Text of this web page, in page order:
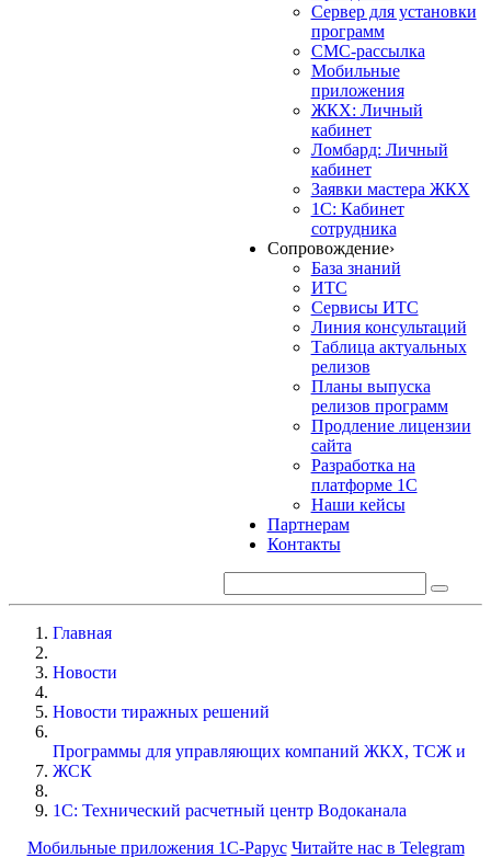
Сервер для установки
программ
СМС-рассылка
Мобильные
приложения
ЖКХ: Личный
кабинет
Ломбард: Личный
кабинет
Заявки мастера ЖКХ
1С: Кабинет
сотрудника
Сопровождение›
База знаний
ИТС
Сервисы ИТС
Линия консультаций
Таблица актуальных
релизов
Планы выпуска
релизов программ
Продление лицензии
сайта
Разработка на
платформе 1С
Наши кейсы
Партнерам
Контакты
Главная
Новости
Новости тиражных решений
Программы для управляющих компаний ЖКХ, ТСЖ и
ЖСК
1С: Технический расчетный центр Водоканала
Мобильные приложения 1С-Рарус Читайте нас в Telegram